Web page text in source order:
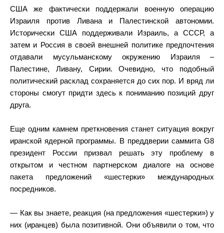
США же фактически поддержали военную операцию
Израиля против Ливана и Палестинской автономии.
Исторически США поддерживали Израиль, а СССР, а
затем и Россия в своей внешней политике предпочтения
отдавали мусульманскому окружению Израиля –
Палестине, Ливану, Сирии. Очевидно, что подобный
политический расклад сохраняется до сих пор. И вряд ли
стороны смогут придти здесь к пониманию позиций друг
друга.
Еще одним камнем преткновения станет ситуация вокруг
иранской ядерной программы. В преддверии саммита G8
президент России призвал решать эту проблему в
открытом и честном партнерском диалоге на основе
пакета предложений «шестерки» международных
посредников.
— Как вы знаете, реакция (на предложения «шестерки») у
них (иранцев) была позитивной. Они объявили о том, что